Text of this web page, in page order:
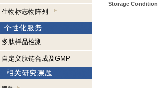
生物标志物阵列
多肽样品检测
自定义肽链合成及GMP
Storage Condition